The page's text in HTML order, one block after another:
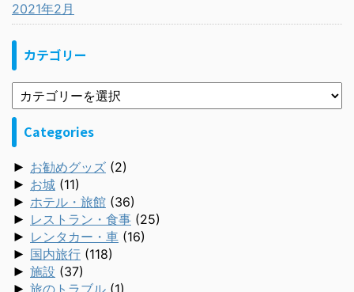
2021年2月
カテゴリー
Categories
► お勧めグッズ (2)
► お城 (11)
► ホテル・旅館 (36)
► レストラン・食事 (25)
► レンタカー・車 (16)
► 国内旅行 (118)
► 施設 (37)
► 旅のトラブル (1)